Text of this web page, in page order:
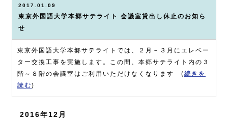
2017.01.09
東京外国語大学本郷サテライト 会議室貸出し休止のお知ら
せ
東京外国語大学本郷サテライトでは、２月－３月にエレベー
ター交換工事を実施します。この間、本郷サテライト内の３
階～８階の会議室はご利用いただけなくなります (続きを
読む)
2016年12月